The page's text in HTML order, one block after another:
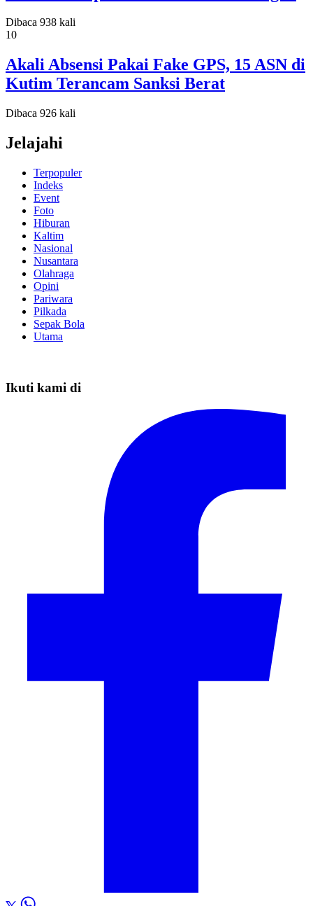
Dibaca 938 kali
10
Akali Absensi Pakai Fake GPS, 15 ASN di
Kutim Terancam Sanksi Berat
Dibaca 926 kali
Jelajahi
Terpopuler
Indeks
Event
Foto
Hiburan
Kaltim
Nasional
Nusantara
Olahraga
Opini
Pariwara
Pilkada
Sepak Bola
Utama
Ikuti kami di